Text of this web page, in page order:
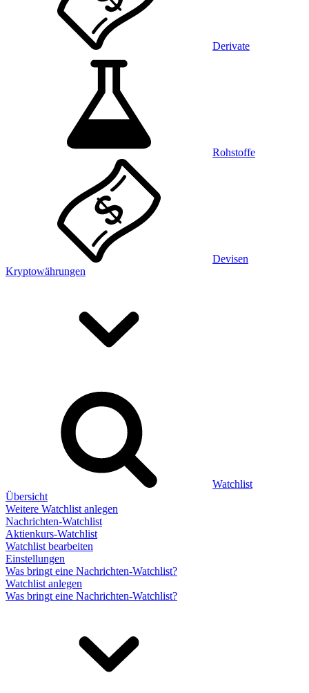
Derivate
Rohstoffe
Devisen
Kryptowährungen
Watchlist
Übersicht
Weitere Watchlist anlegen
Nachrichten-Watchlist
Aktienkurs-Watchlist
Watchlist bearbeiten
Einstellungen
Was bringt eine Nachrichten-Watchlist?
Watchlist anlegen
Was bringt eine Nachrichten-Watchlist?